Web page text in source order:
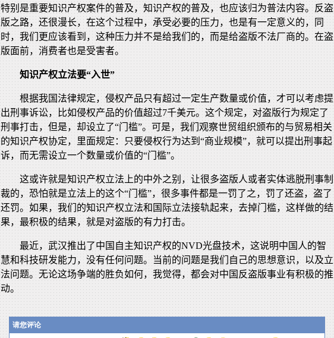
特别是重要知识产权案件的普及，知识产权的普及，也应该归为普法内容。反盗
版之路，还很漫长，在这个过程中，承受必要的压力，也是有一定意义的，同
时，我们更应该看到，这种压力并不是给我们的，而是给盗版不法厂商的。在盗
版面前，消费者也是受害者。
知识产权立法要“入世”
根据我国法律规定，侵权产品只有超过一定生产数量或价值，才可以考虑提
出刑事诉讼，比如侵权产品的价值超过7千美元。这个规定，对盗版行为规定了
刑事打击，但是，却设立了“门槛”。可是，我们观察世贸组织颁布的与贸易相关
的知识产权协定，里面规定：只要侵权行为达到“商业规模”，就可以提出刑事起
诉，而无需设立一个数量或价值的“门槛”。
这或许就是知识产权立法上的中外之别，让很多盗版人或者实体逃脱刑事制
裁的，恐怕就是立法上的这个“门槛”，很多事件都是一罚了之，罚了还盗，盗了
还罚。如果，我们的知识产权立法和国际立法接轨起来，去掉门槛，这样做的结
果，最积极的结果，就是对盗版的有力打击。
最近，武汉推出了中国自主知识产权的NVD光盘技术，这说明中国人的智
慧和科技研发能力，没有任何问题。当前的问题是我们自己的思想意识，以及立
法问题。无论这场争端的胜负如何，我觉得，都会对中国反盗版事业有积极的推
动。